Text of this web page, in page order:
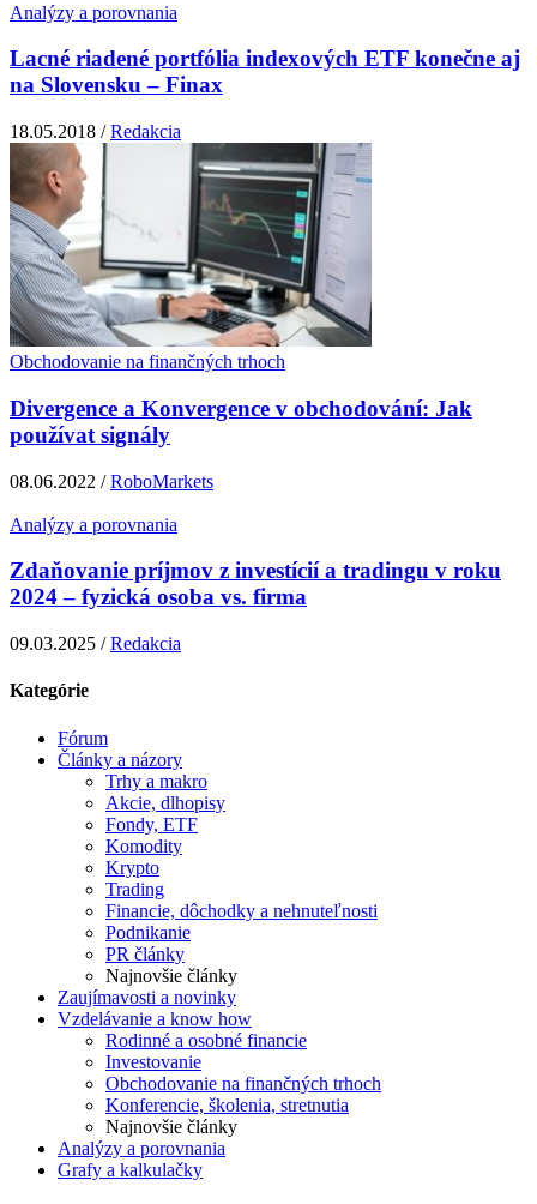
Analýzy a porovnania
Lacné riadené portfólia indexových ETF konečne aj
na Slovensku – Finax
18.05.2018 /Redakcia
Obchodovanie na finančných trhoch
Divergence a Konvergence v obchodování: Jak
používat signály
08.06.2022 /RoboMarkets
Analýzy a porovnania
Zdaňovanie príjmov z investícií a tradingu v roku
2024 – fyzická osoba vs. firma
09.03.2025 /Redakcia
Kategórie
Fórum
Články a názory
Trhy a makro
Akcie, dlhopisy
Fondy, ETF
Komodity
Krypto
Trading
Financie, dôchodky a nehnuteľnosti
Podnikanie
PR články
Najnovšie články
Zaujímavosti a novinky
Vzdelávanie a know how
Rodinné a osobné financie
Investovanie
Obchodovanie na finančných trhoch
Konferencie, školenia, stretnutia
Najnovšie články
Analýzy a porovnania
Grafy a kalkulačky